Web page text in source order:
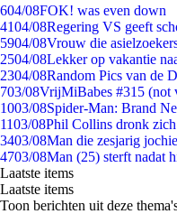
604/08FOK! was even down
4104/08Regering VS geeft
5904/08Vrouw die
2504/08Lekker op vakantie
2304/08Random Pics van de
703/08VrijMiBabes #315 (not
1003/08Spider-Man: Brand
1103/08Phil Collins dronk zich
3403/08Man die zesjarig
4703/08Man (25) sterft nadat
Laatste items
Laatste items
Toon berichten uit deze